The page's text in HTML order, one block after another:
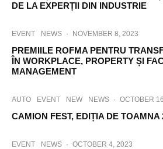
DE LA EXPERȚII DIN INDUSTRIE
EVENT NEWS · NOVEMBER 8, 2023
PREMIILE ROFMA PENTRU
ÎN WORKPLACE, PROPERTY ȘI
MANAGEMENT
AUTO EVENT NEW NEWS · OCTOBER
CAMION FEST, EDIȚIA DE TOAMNA
EVENT NEWS · OCTOBER 4, 2023